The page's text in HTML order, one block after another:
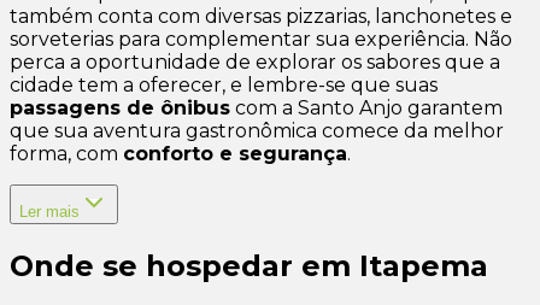
também conta com diversas pizzarias, lanchonetes e
sorveterias para complementar sua experiência. Não
perca a oportunidade de explorar os sabores que a
cidade tem a oferecer, e lembre-se que suas
passagens de ônibus com a Santo Anjo garantem
que sua aventura gastronômica comece da melhor
forma, com conforto e segurança.
Ler mais
Onde se hospedar em Itapema